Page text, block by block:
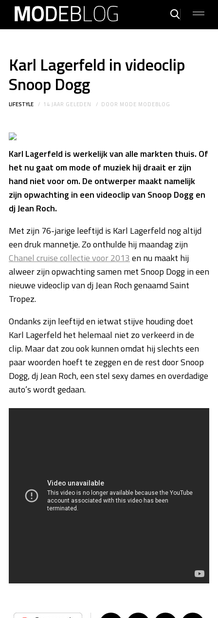
Karl Lagerfeld in videoclip
Snoop Dogg
LIFESTYLE 14 JAAR GELEDEN DOOR MODE MODEBLOG
Karl Lagerfeld is werkelijk van alle markten thuis. Of
het nu gaat om mode of muziek hij draait er zijn
hand niet voor om. De ontwerper maakt namelijk
zijn opwachting in een videoclip van Snoop Dogg en
dj Jean Roch.
Met zijn 76-jarige leeftijd is Karl Lagerfeld nog altijd
een druk mannetje. Zo onthulde hij maandag zijn
Chanel cruise collectie voor 2013 en nu maakt hij
alweer zijn opwachting samen met Snoop Dogg in een
nieuwe videoclip van dj Jean Roch genaamd Saint
Tropez.
Ondanks zijn leeftijd en ietwat stijve houding doet
Karl Lagerfeld het helemaal niet zo verkeerd in de
clip. Maar dat zou ook kunnen omdat hij slechts een
paar woorden hoeft te zeggen en de rest door Snoop
Dogg, dj Jean Roch, een stel sexy dames en overdadige
auto’s wordt gedaan.